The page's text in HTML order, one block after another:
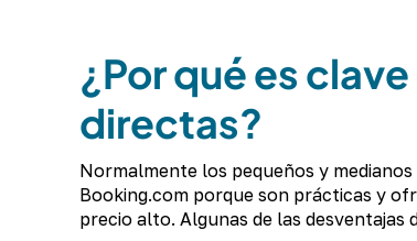
¿Por qué es
directas?
Normalmente los pequeños y
Booking.com porque son prácticas y
precio alto. Algunas de las desventajas